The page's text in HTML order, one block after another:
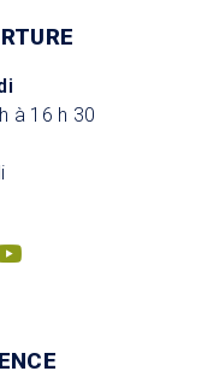
à 16 h 30